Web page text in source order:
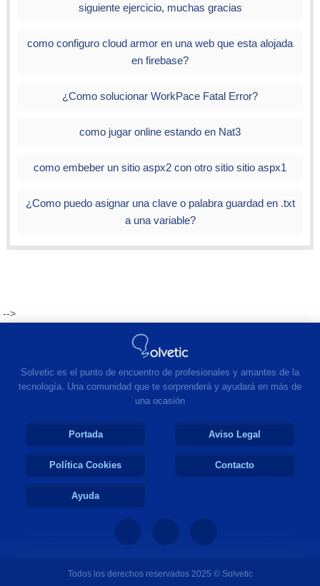
siguiente ejercicio, muchas gracias
como configuro cloud armor en una web que esta alojada
en firebase?
¿Como solucionar WorkPace Fatal Error?
como jugar online estando en Nat3
como embeber un sitio aspx2 con otro sitio sitio aspx1
¿Como puedo asignar una clave o palabra guardad en .txt
a una variable?
-->
Solvetic es el punto de encuentro de profesionales y amantes de la
tecnología. Una comunidad que te sorprenderá y ayudará en más de
una ocasión
Portada Aviso Legal
Política Cookies Contacto
Ayuda
Todos los derechos reservados 2025 © Solvetic